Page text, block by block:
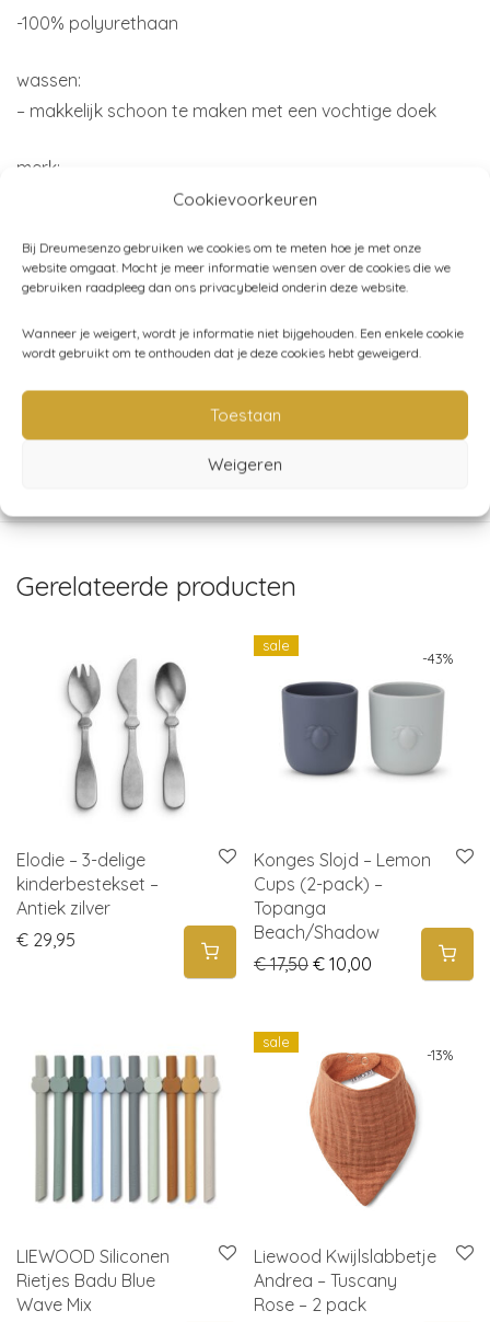
Cookievoorkeuren
Bij Dreumesenzo gebruiken we cookies om te meten hoe je met onze
website omgaat. Mocht je meer informatie wensen over de cookies die we
gebruiken raadpleeg dan ons privacybeleid onderin deze website.
Wanneer je weigert, wordt je informatie niet bijgehouden. Een enkele cookie
wordt gebruikt om te onthouden dat je deze cookies hebt geweigerd.
Toestaan
Weigeren
-100% polyurethaan
wassen:
– makkelijk schoon te maken met een vochtige doek
merk:
Ps. Leuk kraamcadeau, wij pakken het mooi voor je in.
KS2473 roar
Gerelateerde producten
Elodie – 3-delige
kinderbestekset –
Antiek zilver
€ 29,95
-43%
sale
Konges Slojd – Lemon
Cups (2-pack) –
Topanga
Beach/Shadow
€17,50 Original price was: €
€ 10,00 Current price
LIEWOOD Siliconen
Rietjes Badu Blue
Wave Mix
-13%
sale
Liewood Kwijlslabbetje
Andrea – Tuscany
Rose – 2 pack